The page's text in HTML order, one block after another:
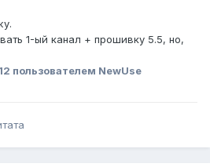
1-ый канал + прошивку 5.5, но,
пользователем NewUse